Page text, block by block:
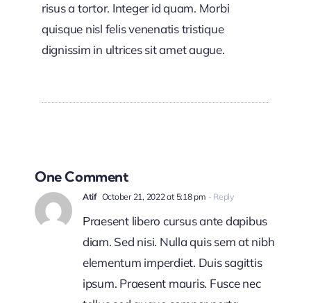
risus a tortor. Integer id quam. Morbi
quisque nisl felis venenatis tristique
dignissim in ultrices sit amet augue.
One Comment
Atif October 21, 2022 at 5:18 pm - Reply
Praesent libero cursus ante dapibus
diam. Sed nisi. Nulla quis sem at nibh
elementum imperdiet. Duis sagittis
ipsum. Praesent mauris. Fusce nec